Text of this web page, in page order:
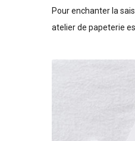
Pour enchanter la
atelier de papeterie